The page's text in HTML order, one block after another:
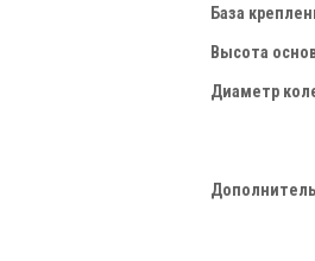
База
Высота
Диаметр